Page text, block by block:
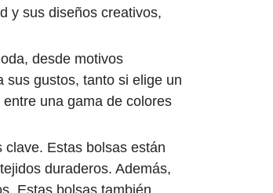
y sus diseños creativos,
desde motivos
sus gustos, tanto si elige un
una gama de colores
Estas bolsas están
duraderos. Además,
Estas bolsas también